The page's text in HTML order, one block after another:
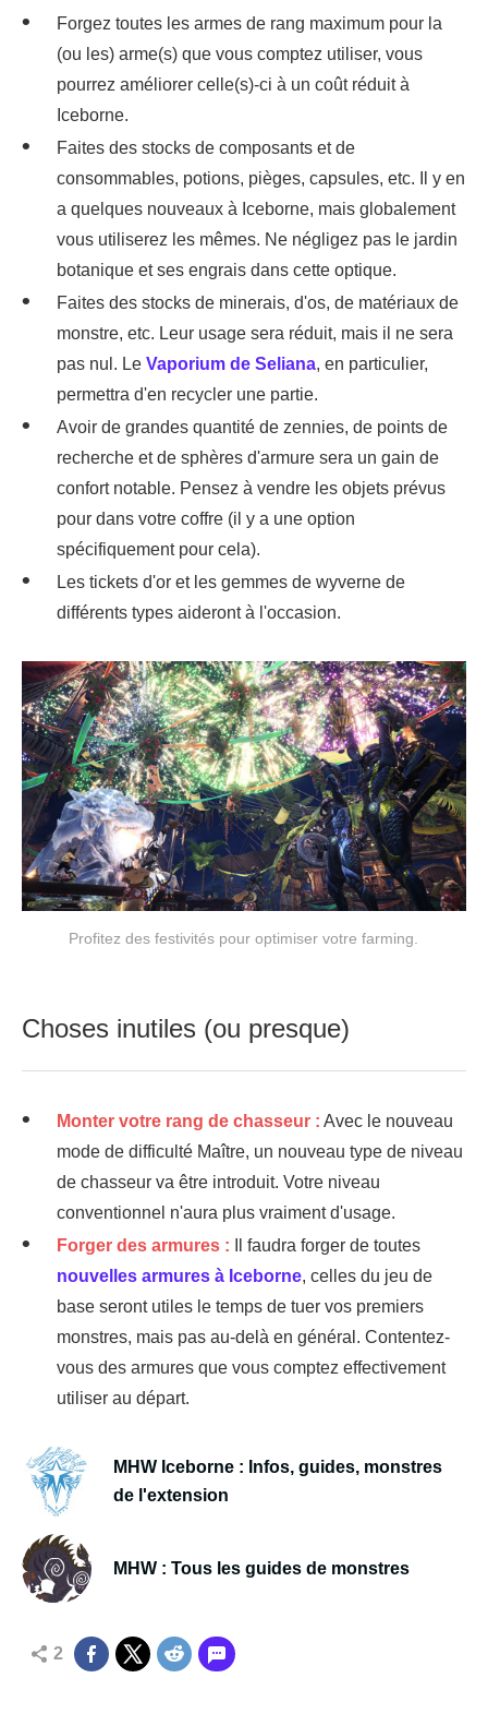
Forgez toutes les armes de rang maximum pour la
(ou les) arme(s) que vous comptez utiliser, vous
pourrez améliorer celle(s)-ci à un coût réduit à
Iceborne.
Faites des stocks de composants et de
consommables, potions, pièges, capsules, etc. Il y en
a quelques nouveaux à Iceborne, mais globalement
vous utiliserez les mêmes. Ne négligez pas le jardin
botanique et ses engrais dans cette optique.
Faites des stocks de minerais, d'os, de matériaux de
monstre, etc. Leur usage sera réduit, mais il ne sera
pas nul. Le Vaporium de Seliana, en particulier,
permettra d'en recycler une partie.
Avoir de grandes quantité de zennies, de points de
recherche et de sphères d'armure sera un gain de
confort notable. Pensez à vendre les objets prévus
pour dans votre coffre (il y a une option
spécifiquement pour cela).
Les tickets d'or et les gemmes de wyverne de
différents types aideront à l'occasion.
Profitez des festivités pour optimiser votre farming.
Choses inutiles (ou presque)
Monter votre rang de chasseur : Avec le nouveau
mode de difficulté Maître, un nouveau type de niveau
de chasseur va être introduit. Votre niveau
conventionnel n'aura plus vraiment d'usage.
Forger des armures :
Il faudra forger de toutes
nouvelles armures à Iceborne, celles du jeu de
base seront utiles le temps de tuer vos premiers
monstres, mais pas au-delà en général. Contentez-
vous des armures que vous comptez effectivement
utiliser au départ.
MHW Iceborne : Infos, guides, monstres
de l'extension
MHW : Tous les guides de monstres
2